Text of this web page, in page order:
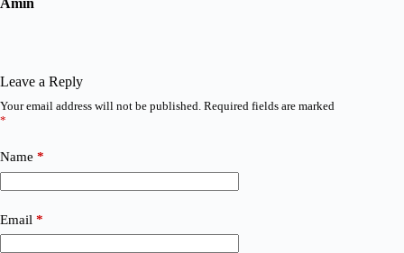
Amin
Leave a Reply
Your email address will not be published. Required fields are marked
*
Name *
Email *